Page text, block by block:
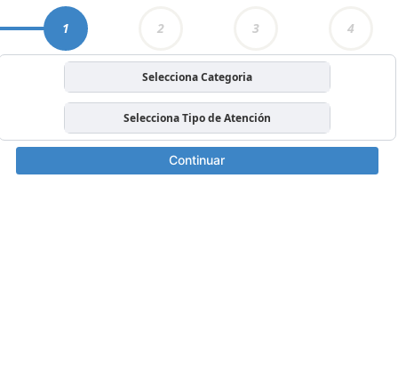
1 2 3 4
Selecciona Categoria
Selecciona Tipo de Atención
Continuar